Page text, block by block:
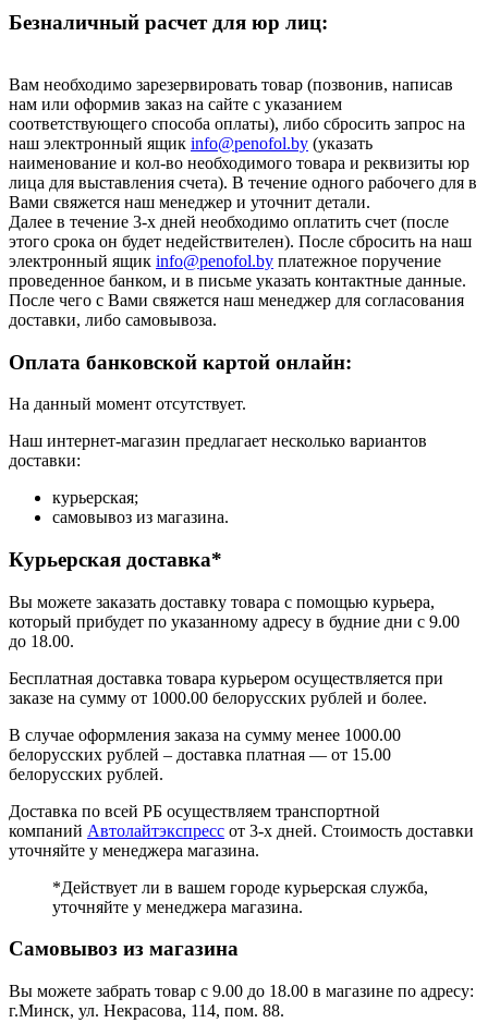
Безналичный расчет для юр лиц:
Вам необходимо зарезервировать товар (позвонив, написав
нам или оформив заказ на сайте с указанием
соответствующего способа оплаты), либо сбросить запрос на
наш электронный ящик info@penofol.by (указать
наименование и кол-во необходимого товара и реквизиты юр
лица для выставления счета). В течение одного рабочего для в
Вами свяжется наш менеджер и уточнит детали.
Далее в течение 3-х дней необходимо оплатить счет (после
этого срока он будет недействителен). После сбросить на наш
электронный ящик info@penofol.by платежное поручение
проведенное банком, и в письме указать контактные данные.
После чего с Вами свяжется наш менеджер для согласования
доставки, либо самовывоза.
Оплата банковской картой онлайн:
На данный момент отсутствует.
Наш интернет-магазин предлагает несколько вариантов
доставки:
курьерская;
самовывоз из магазина.
Курьерская доставка*
Вы можете заказать доставку товара с помощью курьера,
который прибудет по указанному адресу в будние дни с 9.00
до 18.00.
Бесплатная доставка товара курьером осуществляется при
заказе на сумму от 1000.00 белорусских рублей и более.
В случае оформления заказа на сумму менее 1000.00
белорусских рублей – доставка платная — от 15.00
белорусских рублей.
Доставка по всей РБ осуществляем транспортной
компаний Автолайтэкспресс от 3-х дней. Стоимость доставки
уточняйте у менеджера магазина.
*Действует ли в вашем городе курьерская служба,
уточняйте у менеджера магазина.
Самовывоз из магазина
Вы можете забрать товар с 9.00 до 18.00 в магазине по адресу:
г.Минск, ул. Некрасова, 114, пом. 88.